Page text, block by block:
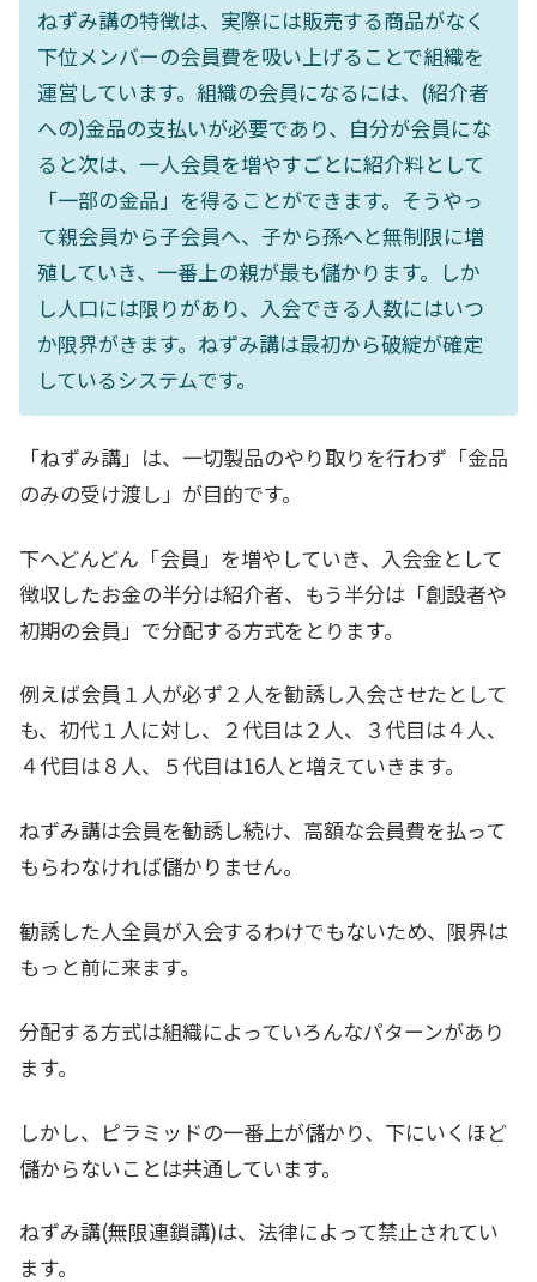
ねずみ講の特徴は、実際には販売する商品がなく
下位メンバーの会員費を吸い上げることで組織を
運営しています。組織の会員になるには、(紹介者
への)金品の支払いが必要であり、自分が会員にな
ると次は、一人会員を増やすごとに紹介料として
「一部の金品」を得ることができます。そうやっ
て親会員から子会員へ、子から孫へと無制限に増
殖していき、一番上の親が最も儲かります。しか
し人口には限りがあり、入会できる人数にはいつ
か限界がきます。ねずみ講は最初から破綻が確定
しているシステムです。
「ねずみ講」は、一切製品のやり取りを行わず「金品
のみの受け渡し」が目的です。
下へどんどん「会員」を増やしていき、入会金として
徴収したお金の半分は紹介者、もう半分は「創設者や
初期の会員」で分配する方式をとります。
例えば会員１人が必ず２人を勧誘し入会させたとして
も、初代１人に対し、２代目は２人、３代目は４人、
４代目は８人、５代目は16人と増えていきます。
ねずみ講は会員を勧誘し続け、高額な会員費を払って
もらわなければ儲かりません。
勧誘した人全員が入会するわけでもないため、限界は
もっと前に来ます。
分配する方式は組織によっていろんなパターンがあり
ます。
しかし、ピラミッドの一番上が儲かり、下にいくほど
儲からないことは共通しています。
ねずみ講(無限連鎖講)は、法律によって禁止されてい
ます。